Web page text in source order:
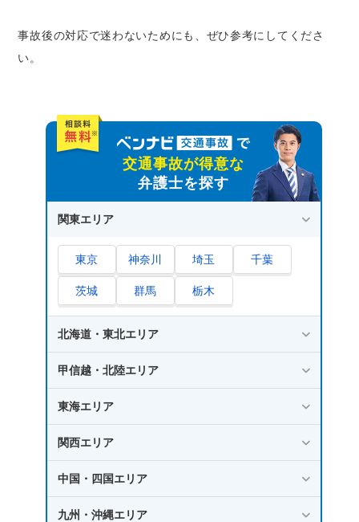
ない
通勤途中の事故で労災保険を適用する際に必要
な手続き
さいごに｜通勤途中の事故に関して迷ったとき
は弁護士に相談を
事故後の対応で迷わないためにも、ぜひ参考にしてくださ
い。
交通事故が得意な
弁護士を探す
関東エリア
東京 神奈川 埼玉 千葉
茨城 群馬 栃木
北海道・東北エリア
甲信越・北陸エリア
東海エリア
関西エリア
中国・四国エリア
九州・沖縄エリア